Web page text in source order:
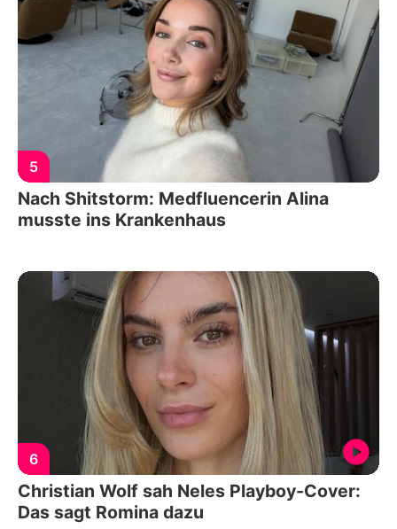
5
Nach Shitstorm: Medfluencerin Alina
musste ins Krankenhaus
6
Christian Wolf sah Neles Playboy-Cover:
Das sagt Romina dazu